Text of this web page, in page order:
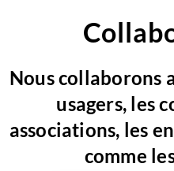
Nous collaborons
usagers, les
associations, les
comme